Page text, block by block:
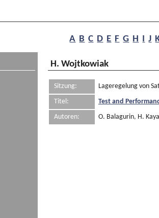
A B C D E F G H I J
H. Wojtkowiak
Sitzung:
Lageregelung von
Titel:
Test and
Autoren:
O. Balagurin, H.